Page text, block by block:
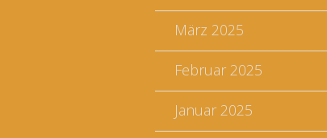
März 2025
Februar 2025
Januar 2025